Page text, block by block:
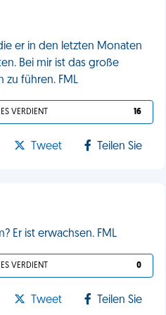
er in den letzten Monaten
Bei mir ist das große
zu führen. FML
VERDIENT 16
Tweet Teilen Sie
Er ist erwachsen. FML
VERDIENT 0
Tweet Teilen Sie